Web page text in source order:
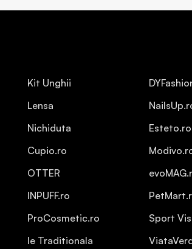
Kit Unghii
Lensa
Nichiduta
Cupio.ro
OTTER
INPUFF.ro
ProCosmetic.ro
Ie Traditionala
Esteto.ro
Sport